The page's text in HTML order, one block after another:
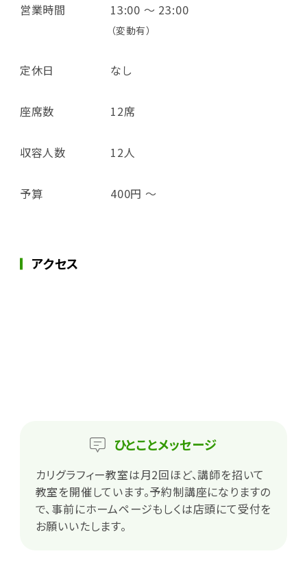
営業時間 13:00 ～ 23:00
（変動有）
定休日 なし
座席数 12席
収容人数 12人
予算 400円 ～
アクセス
ひとことメッセージ
カリグラフィー教室は月2回ほど、講師を招いて
教室を開催しています。予約制講座になりますの
で、事前にホームページもしくは店頭にて受付を
お願いいたします。